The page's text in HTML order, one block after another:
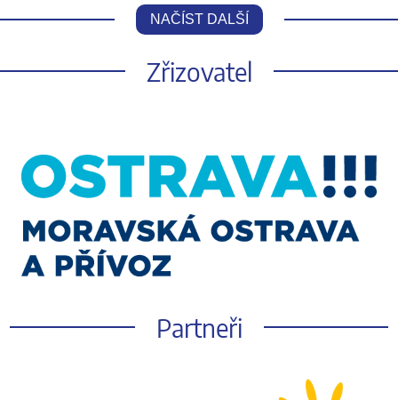
NAČÍST DALŠÍ
Zřizovatel
Partneři